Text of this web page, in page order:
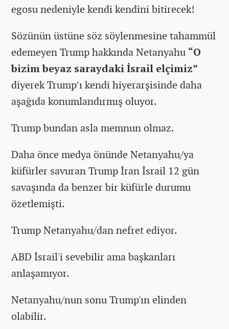
egosu nedeniyle kendi kendini bitirecek!
Sözünün üstüne söz söylenmesine tahammül
edemeyen Trump hakkında Netanyahu “O
bizim beyaz saraydaki İsrail elçimiz”
diyerek Trump’ı kendi hiyerarşisinde daha
aşağıda konumlandırmış oluyor.
Trump bundan asla memnun olmaz.
Daha önce medya önünde Netanyahu/ya
küfürler savuran Trump İran İsrail 12 gün
savaşında da benzer bir küfürle durumu
özetlemişti.
Trump Netanyahu/dan nefret ediyor.
ABD İsrail'i sevebilir ama başkanları
anlaşamıyor.
Netanyahu/nun sonu Trump'ın elinden
olabilir.